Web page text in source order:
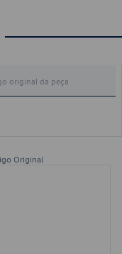
Original